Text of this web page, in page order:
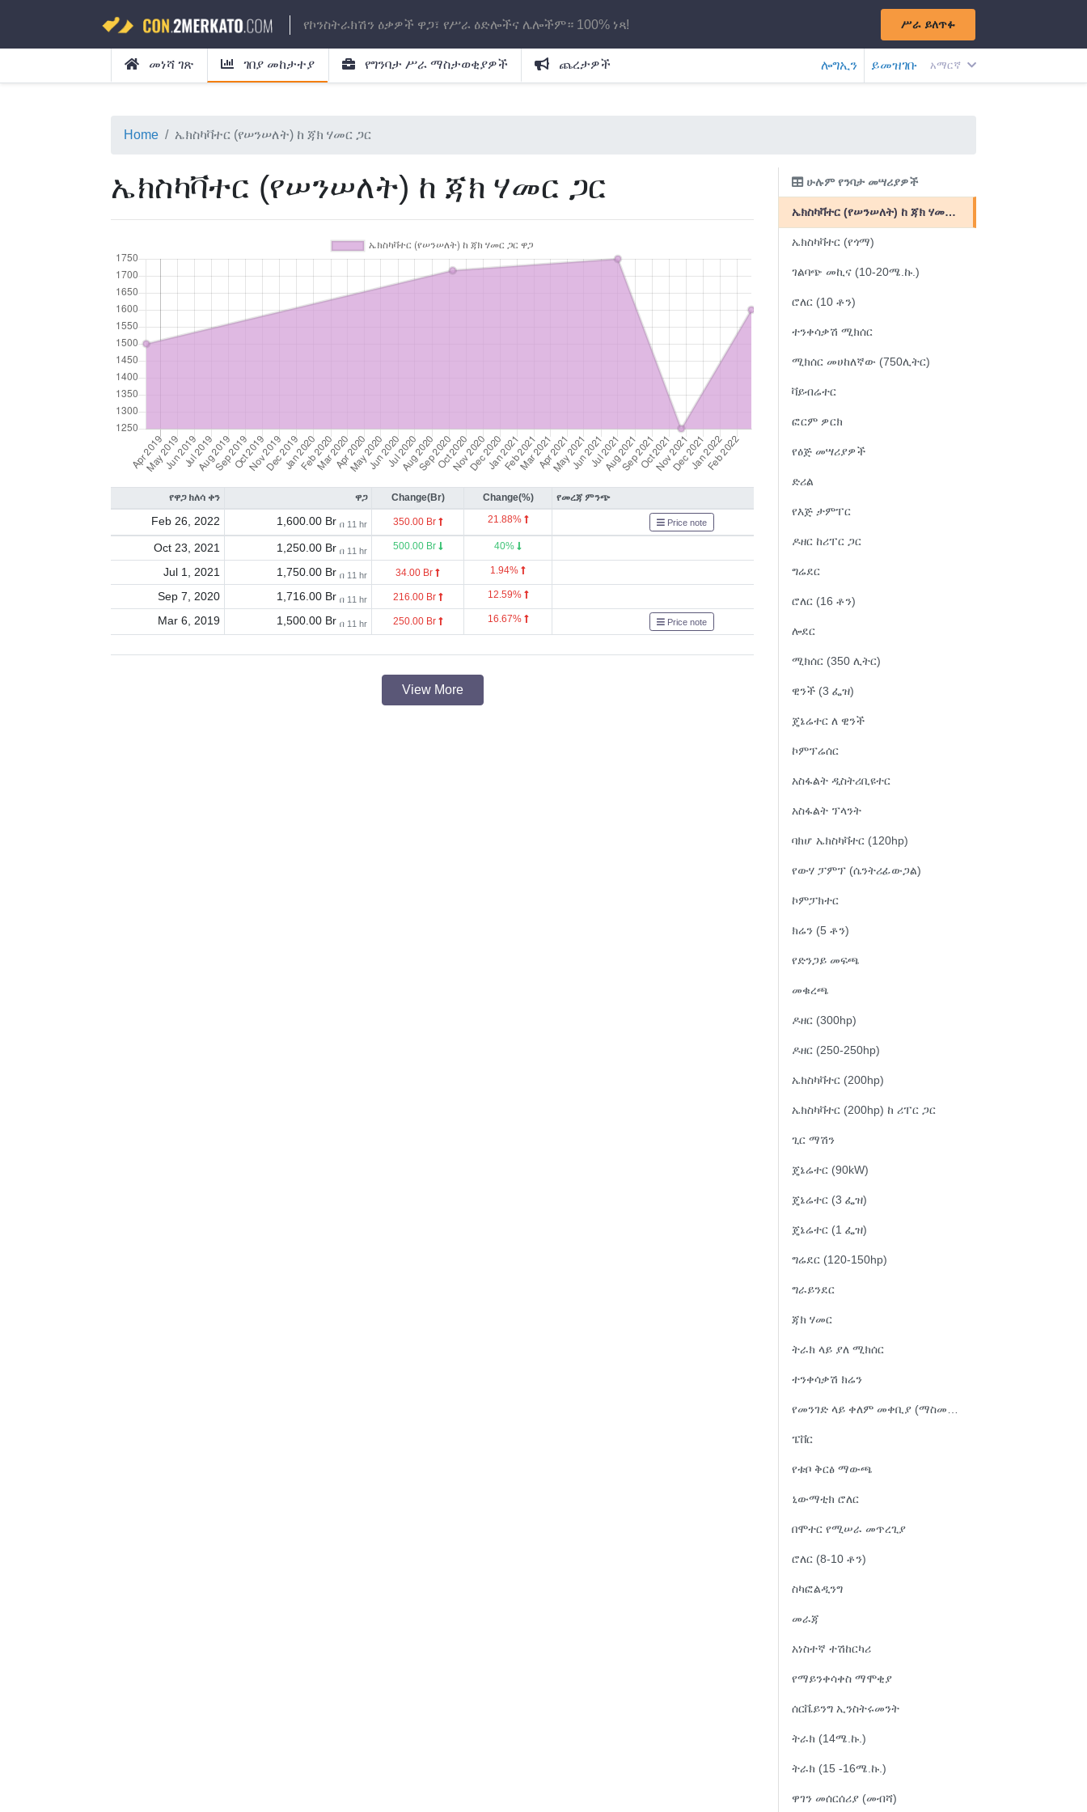
የኮንስትራክሽን ዕቃዎች ዋጋ፣ የሥራ ዕድሎችና ሌሎችም። 100% ነጻ! ሥራ ይለጥፉ
መነሻ ገጽ ገበያ መከታተያ የግንባታ ሥራ ማስታወቂያዎች ጨረታዎች ሎግኢን ይመዝገቡ አማርኛ
Home ኤክስካቫተር (የሠንሠለት) ከ ጃክ ሃመር ጋር
ኤክስካቫተር (የሠንሠለት) ከ ጃክ ሃመር ጋር
የዋጋ ክለሳ ቀን ዋጋ Change(Br) Change(%) የመረጃ ምንጭ
Feb 26, 2022 1,600.00 Brበ 11 hr 350.00 Br 21.88% Price note
Oct 23, 2021 1,250.00 Brበ 11 hr 500.00 Br 40%
Jul 1, 2021 1,750.00 Brበ 11 hr 34.00 Br 1.94%
Sep 7, 2020 1,716.00 Brበ 11 hr 216.00 Br 12.59%
Mar 6, 2019 1,500.00 Brበ 11 hr 250.00 Br 16.67% Price note
View More
ሁሉም የንባታ መሣሪያዎች
ኤክስካቫተር (የሠንሠለት) ከ ጃክ ሃመር ጋር
ኤክስካቫተር (የጎማ)
ገልባጭ መኪና (10-20ሜ.ኩ.)
ሮለር (10 ቶን)
ተንቀሳቃሽ ሚክሰር
ሚክሰር መሀከለኛው (750ሊትር)
ቫይብሬተር
ፎርም ዎርክ
የዕጅ መሣሪያዎች
ድሪል
የእጅ ታምፐር
ዶዘር ከሪፐር ጋር
ግሬደር
ሮለር (16 ቶን)
ሎደር
ሚክሰር (350 ሊትር)
ዊንች (3 ፌዝ)
ጄኔሬተር ለ ዊንች
ኮምፕሬሰር
አስፋልት ዲስትሪቢዩተር
አስፋልት ፕላንት
ባክሆ ኤክስካቫተር (120hp)
የውሃ ፓምፕ (ሴንትሪፊውጋል)
ኮምፓክተር
ክሬን (5 ቶን)
የድንጋይ መፍጫ
መቁረጫ
ዶዘር (300hp)
ዶዘር (250-250hp)
ኤክስካቫተር (200hp)
ኤክስካቫተር (200hp) ከ ሪፐር ጋር
ጊር ማሽን
ጄኔሬተር (90kW)
ጄኔሬተር (3 ፌዝ)
ጄኔሬተር (1 ፌዝ)
ግሬደር (120-150hp)
ግራይንደር
ጃክ ሃመር
ትራክ ላይ ያለ ሚክሰር
ተንቀሳቃሽ ክሬን
ፔቨር
የቱቦ ቅርፅ ማውጫ
ኒውማቲክ ሮለር
በሞተር የሚሠራ መጥረጊያ
ሮለር (8-10 ቶን)
ስካፎልዲንግ
መራጃ
አነስተኛ ተሽከርካሪ
የማይንቀሳቀስ ማሞቂያ
ሰርቬይንግ ኢንስትሩመንት
ትራክ (14ሜ.ኩ.)
ትራክ (15 -16ሜ.ኩ.)
ዋገን መሰርሰሪያ (መብሻ)